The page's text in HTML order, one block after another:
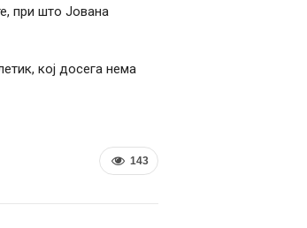
при што Јована
кој досега нема
143